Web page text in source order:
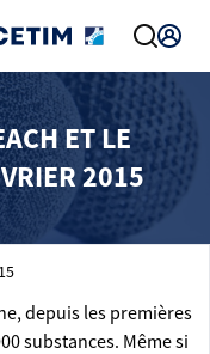
ET LE
2015
depuis les premières
substances. Même si